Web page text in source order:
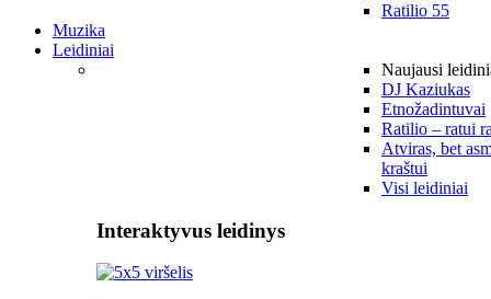
Ratilio 55
Muzika
Leidiniai
Naujausi
DJ Kaziukas
Etnožadintuvai
Ratilio – ratui
Atviras, bet
kraštui
Visi leidiniai
Interaktyvus leidinys